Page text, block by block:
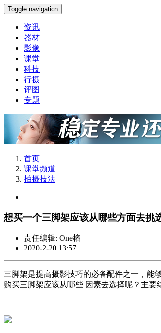
Toggle navigation
资讯
器材
影像
课堂
科技
行摄
评图
专题
首页
课堂频道
拍摄技法
想买一个三脚架应该从哪些方面去挑
责任编辑: One榕
2020-2-20 13:57
三脚架是提高摄影技巧的必备配件之一，能
购买三脚架应该从哪些 因素去选择呢？主要